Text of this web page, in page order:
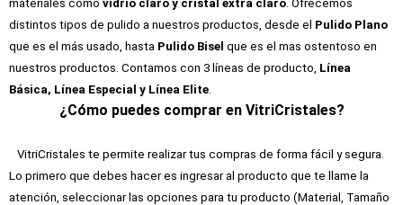
materiales como vidrio claro y cristal extra claro. Ofrecemos
distintos tipos de pulido a nuestros productos, desde el Pulido Plano
que es el más usado, hasta Pulido Bisel que es el mas ostentoso en
nuestros productos. Contamos con 3 líneas de producto, Línea
Básica, Línea Especial y Línea Elite.
¿Cómo puedes comprar en VitriCristales?
VitriCristales te permite realizar tus compras de forma fácil y segura.
Lo primero que debes hacer es ingresar al producto que te llame la
atención, seleccionar las opciones para tu producto (Material, Tamaño